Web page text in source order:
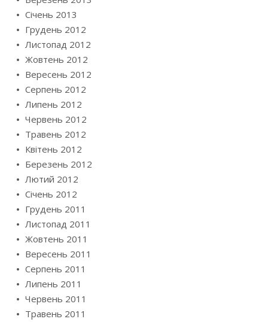
Січень 2013
Грудень 2012
Листопад 2012
Жовтень 2012
Вересень 2012
Серпень 2012
Липень 2012
Червень 2012
Травень 2012
Квітень 2012
Березень 2012
Лютий 2012
Січень 2012
Грудень 2011
Листопад 2011
Жовтень 2011
Вересень 2011
Серпень 2011
Липень 2011
Червень 2011
Травень 2011